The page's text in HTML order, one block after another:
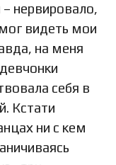
нервировало,
видеть мои
на меня
себя в
Кстати
ни с кем